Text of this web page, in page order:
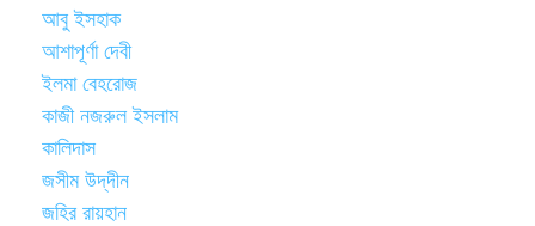
আবু ইসহাক
আশাপূর্ণা দেবী
ইলমা বেহরোজ
কাজী নজরুল ইসলাম
কালিদাস
জসীম উদ্‌দীন
জহির রায়হান